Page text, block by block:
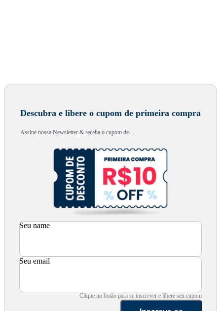
Descubra e libere o cupom de primeira compra
Assine nossa Newsletter & receba o cupom de...
Seu name
Seu email
Clique no botão para se inscrever e libere seu cupom